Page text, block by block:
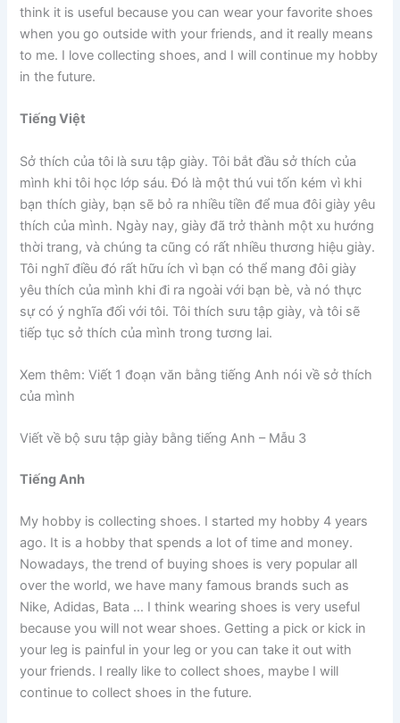
think it is useful because you can wear your favorite shoes
when you go outside with your friends, and it really means
to me. I love collecting shoes, and I will continue my hobby
in the future.
Tiếng Việt
Sở thích của tôi là sưu tập giày. Tôi bắt đầu sở thích của
mình khi tôi học lớp sáu. Đó là một thú vui tốn kém vì khi
bạn thích giày, bạn sẽ bỏ ra nhiều tiền để mua đôi giày yêu
thích của mình. Ngày nay, giày đã trở thành một xu hướng
thời trang, và chúng ta cũng có rất nhiều thương hiệu giày.
Tôi nghĩ điều đó rất hữu ích vì bạn có thể mang đôi giày
yêu thích của mình khi đi ra ngoài với bạn bè, và nó thực
sự có ý nghĩa đối với tôi. Tôi thích sưu tập giày, và tôi sẽ
tiếp tục sở thích của mình trong tương lai.
Xem thêm: Viết 1 đoạn văn bằng tiếng Anh nói về sở thích
của mình
Viết về bộ sưu tập giày bằng tiếng Anh – Mẫu 3
Tiếng Anh
My hobby is collecting shoes. I started my hobby 4 years
ago. It is a hobby that spends a lot of time and money.
Nowadays, the trend of buying shoes is very popular all
over the world, we have many famous brands such as
Nike, Adidas, Bata … I think wearing shoes is very useful
because you will not wear shoes. Getting a pick or kick in
your leg is painful in your leg or you can take it out with
your friends. I really like to collect shoes, maybe I will
continue to collect shoes in the future.